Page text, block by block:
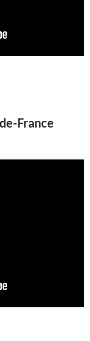
France